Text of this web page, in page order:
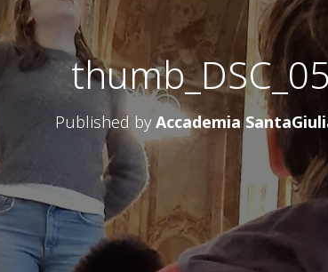
Published byAccademia